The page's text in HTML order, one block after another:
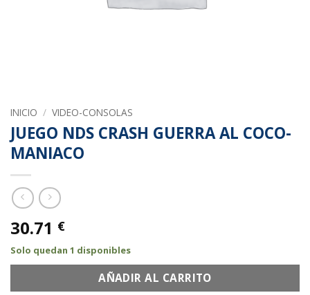
INICIO / VIDEO-CONSOLAS
JUEGO NDS CRASH GUERRA AL COCO-
MANIACO
30.71 €
Solo quedan 1 disponibles
AÑADIR AL CARRITO